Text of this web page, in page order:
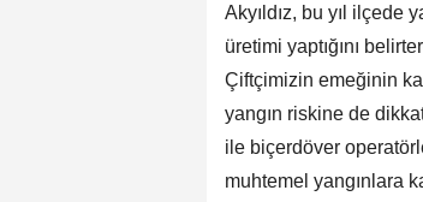
Akyıldız, bu yıl ilçede
üretimi yaptığını
Çiftçimizin emeğinin
yangın riskine de
ile biçerdöver
muhtemel yangınlara